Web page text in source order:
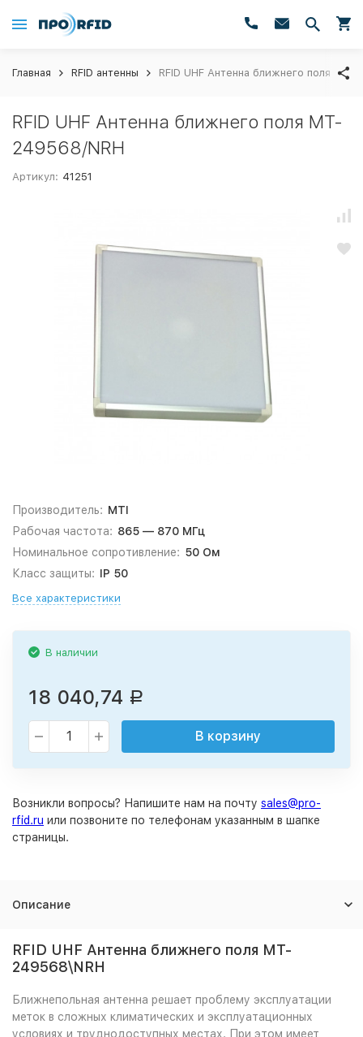
Главная RFID антенны RFID UHF Антенна ближнего поля MT-
RFID UHF Антенна ближнего поля MT-
249568/NRH
Артикул: 41251
Производитель: MTI
Рабочая частота: 865 — 870 МГц
Номинальное сопротивление: 50 Ом
Класс защиты: IP 50
Все характеристики
В наличии
18 040,74 Р
В корзину
Возникли вопросы? Напишите нам на почту sales@pro-
rfid.ru или позвоните по телефонам указанным в шапке
страницы.
Описание
RFID UHF Антенна ближнего поля MT-
249568\NRH
Ближнепольная антенна решает проблему эксплуатации
меток в сложных климатических и эксплуатационных
условиях и труднодоступных местах. При этом имеет